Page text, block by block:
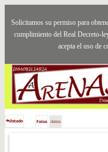
Solicitamos su permiso para
cumplimiento del Real Decreto-
acepta el uso de
listado Fotos datos